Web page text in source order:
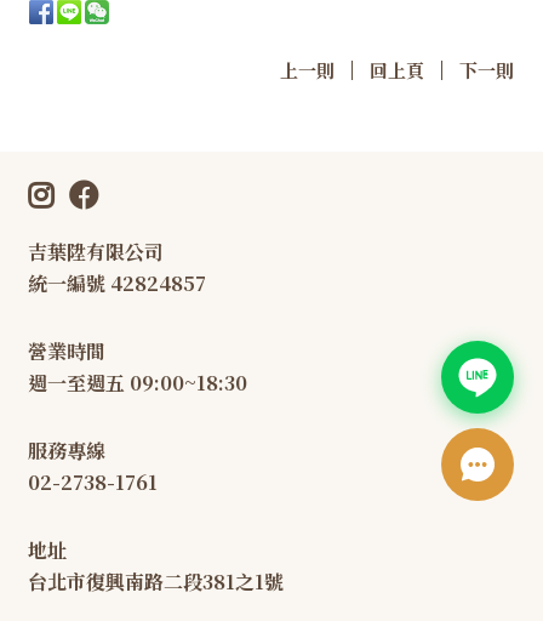
上一則 | 回上頁 |下一則
吉葉陞有限公司
統一編號 42824857
營業時間
週一至週五 09:00~18:30
服務專線
02-2738-1761
地址
台北市復興南路二段381之1號